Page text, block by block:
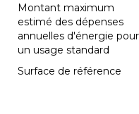
Montant maximum
estimé des dépenses
annuelles d'énergie pour
un usage standard
Surface de référence